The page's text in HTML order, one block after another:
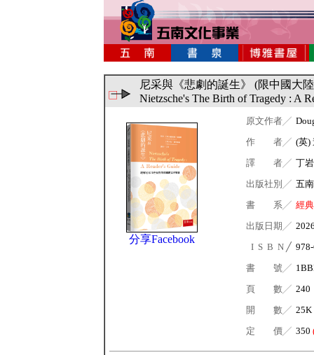
尼采與《悲劇的誕生》 (限中國大
Nietzsche's The Birth of Tragedy : A
分享Facebook
原文作者╱
作 者╱ (英)
譯 者╱ 丁岩
出版社別╱ 五南
書 系╱ 經
出版日期╱
I S B N ╱
書 號╱
頁 數╱ 240
開 數╱ 25K
定 價╱ 350